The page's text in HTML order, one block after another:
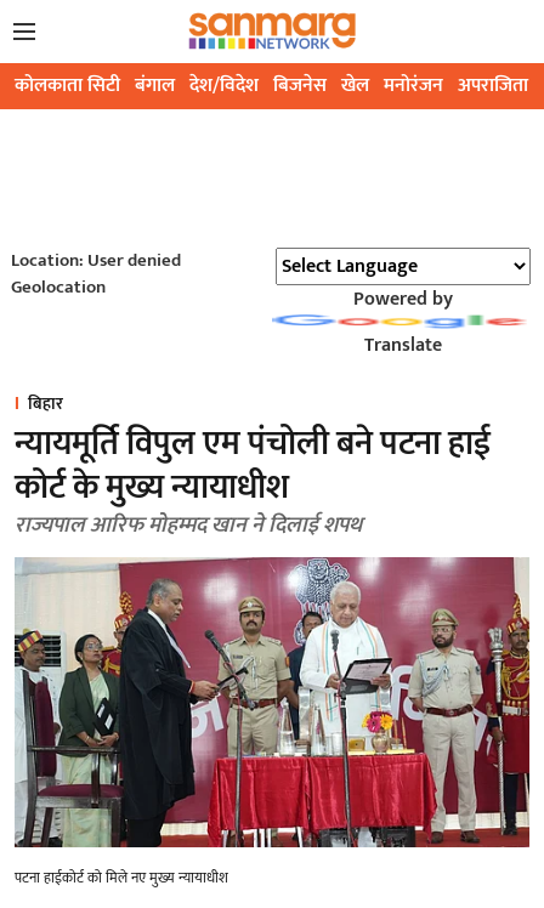
कोलकाता सिटी बंगाल देश/विदेश बिजनेस खेल मनोरंजन अपराजिता
Location: User denied
Geolocation
Powered by
Translate
बिहार
न्यायमूर्ति विपुल एम पंचोली बने पटना हाई
कोर्ट के मुख्य न्यायाधीश
राज्यपाल आरिफ मोहम्मद खान ने दिलाई शपथ
पटना हाईकोर्ट को मिले नए मुख्य न्यायाधीश